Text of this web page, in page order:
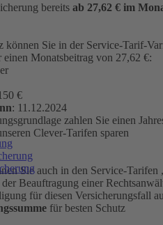
bereits ab 27,62 € im
können Sie in der Service-Tarif-
Monatsbeitrag von 27,62 €:
€
: 11.12.2024
zahlen Sie einen
Clever-Tarifen sparen
Sie auch in den Service-
Beauftragung einer
für diesen Versicherungsfall
für besten Schutz